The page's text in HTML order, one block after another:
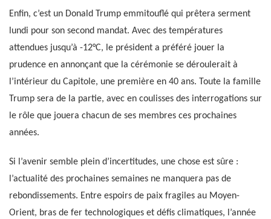
Enfin, c’est un Donald Trump emmitouflé qui prêtera serment
lundi pour son second mandat. Avec des températures
attendues jusqu’à -12°C, le président a préféré jouer la
prudence en annonçant que la cérémonie se déroulerait à
l’intérieur du Capitole, une première en 40 ans. Toute la famille
Trump sera de la partie, avec en coulisses des interrogations sur
le rôle que jouera chacun de ses membres ces prochaines
années.
Si l’avenir semble plein d’incertitudes, une chose est sûre :
l’actualité des prochaines semaines ne manquera pas de
rebondissements. Entre espoirs de paix fragiles au Moyen-
Orient, bras de fer technologiques et défis climatiques, l’année